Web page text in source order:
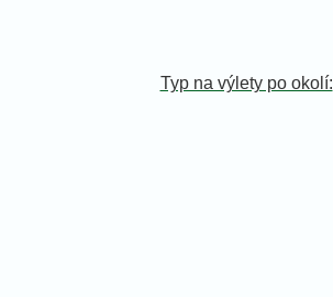
Typ na výlety po okolí: